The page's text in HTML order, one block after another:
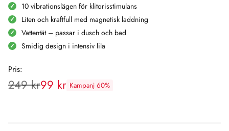
10 vibrationslägen för klitorisstimulans
Liten och kraftfull med magnetisk laddning
Vattentät – passar i dusch och bad
Smidig design i intensiv lila
Pris:
Rekommenderat
249 kr99 kr Kampanj 60%